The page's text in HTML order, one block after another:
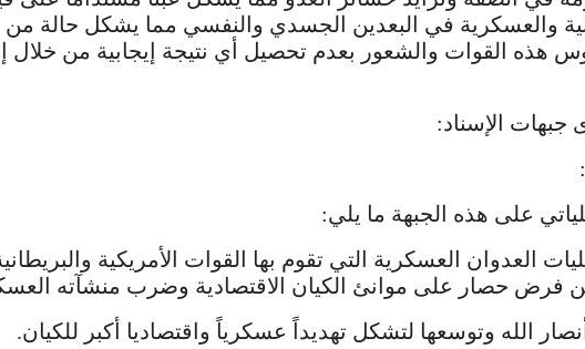
والعسكرية في البعدين الجسدي والنفسي مما يشكل حالة من
هذه القوات والشعور بعدم تحصيل أي نتيجة إيجابية من خلال
جبهات الإسناد:
على هذه الجبهة ما يلي:
العدوان العسكرية التي تقوم بها القوات الأمريكية
فرض حصار على موانئ الكيان الاقتصادية وضرب منشآته
الله وتوسعها لتشكل تهديداً عسكرياً واقتصاديا أكبر للكيان.